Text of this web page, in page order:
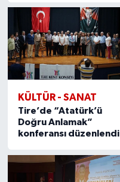
KÜLTÜR - SANAT
Tire’de “Atatürk’ü
Doğru Anlamak”
konferansı düzenlendi